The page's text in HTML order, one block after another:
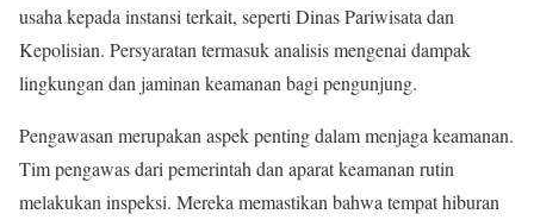
usaha kepada instansi terkait, seperti Dinas Pariwisata dan
Kepolisian. Persyaratan termasuk analisis mengenai dampak
lingkungan dan jaminan keamanan bagi pengunjung.
Pengawasan merupakan aspek penting dalam menjaga keamanan.
Tim pengawas dari pemerintah dan aparat keamanan rutin
melakukan inspeksi. Mereka memastikan bahwa tempat hiburan